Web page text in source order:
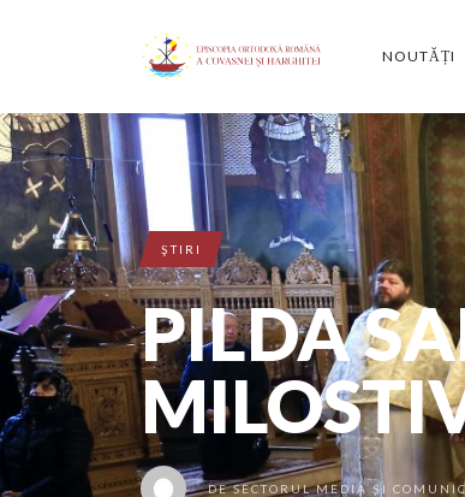
NOUTĂȚI
ŞTIRI
PILDA
DESECTORUL MEDIA ȘI